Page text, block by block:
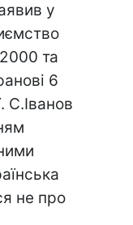
у
та
6
С.Іванов
не про